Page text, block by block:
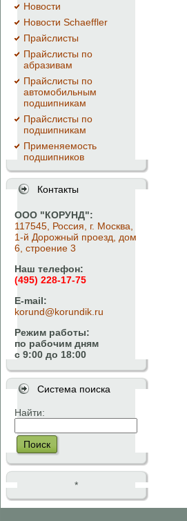
Новости
Новости Schaeffler
Прайслисты
Прайслисты по
абразивам
Прайслисты по
автомобильным
подшипникам
Прайслисты по
подшипникам
Применяемость
подшипников
Контакты
ООО "КОРУНД":
117545, Россия, г. Москва,
1-й Дорожный проезд, дом
6, строение 3
Наш телефон:
(495) 228-17-75
E-mail:
korund@korundik.ru
Режим работы:
по рабочим дням
с 9:00 до 18:00
Система поиска
Найти:
Поиск
*